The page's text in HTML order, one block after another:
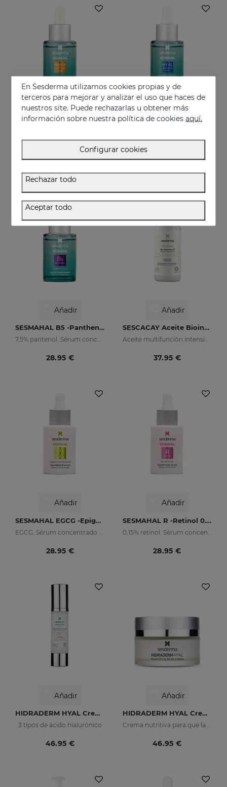
Añadir
Pino marítimo. Sérum concentrado despigmentante
Añadir
Añadir
SESMAHAL B5 -Panthenol 7.5%
7,5% pantenol. Sérum concentrado protector
28.95 €
Añadir
SESCACAY Aceite Biointensivo
Aceite multifunción intensivo
37.95 €
Añadir
SESMAHAL EGCG -Epigallocatechin Gallate
28.95 €
Añadir
SESMAHAL R -Retinol 0.15%
28.95 €
Añadir
HIDRADERM HYAL Crema Hidratante
3 tipos de ácido hialurónico
46.95 €
Añadir
HIDRADERM HYAL Crema Nutritiva
Crema nutritiva para que las pieles secas
46.95 €
En Sesderma utilizamos cookies propias y de
terceros para mejorar y analizar el uso que haces de
nuestros site. Puede rechazarlas u obtener más
información sobre nuestra política de cookiesaquí.
Configurar cookies
Rechazar todo
Aceptar todo